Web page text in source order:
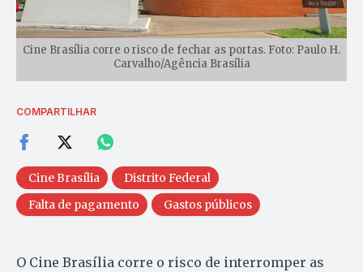
Cine Brasília corre o risco de fechar as portas. Foto: Paulo H.
Carvalho/Agência Brasília
COMPARTILHAR
Cine Brasília
Distrito Federal
Falta de pagamento
Gastos públicos
O Cine Brasília corre o risco de interromper as